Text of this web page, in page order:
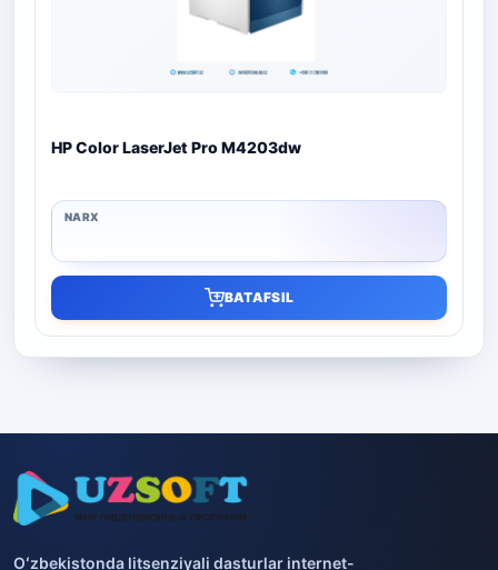
HP Color LaserJet Pro M4203dw
BATAFSIL
Oʻzbekistonda litsenziyali dasturlar internet-